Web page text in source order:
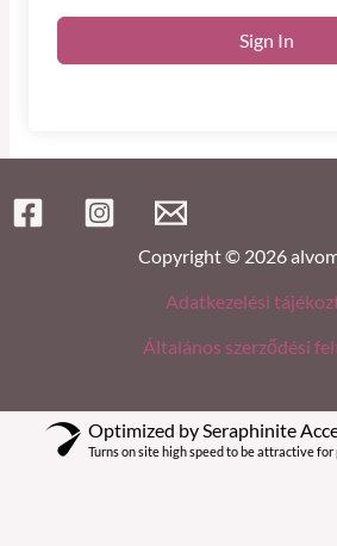
Sign In
Copyright © 2026
Adatkezelési
Általános szerződési
Optimized by Seraphinite
Turns on site high speed to be attractive for